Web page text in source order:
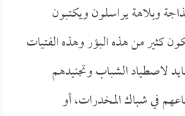
وبلاهة يراسلون ويكتبون
كثير من هذه البؤر وهذه الفتيات
لاصطياد الشباب وتجنيدهم
في شباك المخدرات، أو